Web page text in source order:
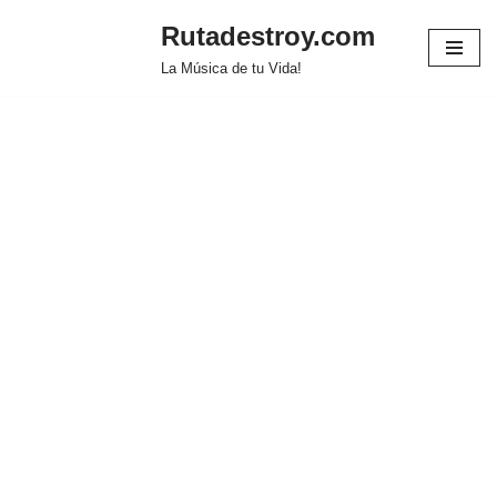
Rutadestroy.com
La Música de tu Vida!